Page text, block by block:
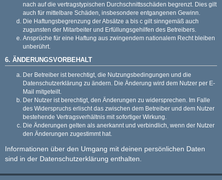
nach auf die vertragstypischen Durchschnittsschäden begrenzt. Dies gilt
auch für mittelbare Schäden, insbesondere entgangenen Gewinn.
Die Haftungsbegrenzung der Absätze a bis c gilt sinngemäß auch
zugunsten der Mitarbeiter und Erfüllungsgehilfen des Betreibers.
Ansprüche für eine Haftung aus zwingendem nationalem Recht bleiben
unberührt.
6. ÄNDERUNGSVORBEHALT
Der Betreiber ist berechtigt, die Nutzungsbedingungen und die
Datenschutzerklärung zu ändern. Die Änderung wird dem Nutzer per E-
Mail mitgeteilt.
Der Nutzer ist berechtigt, den Änderungen zu widersprechen. Im Falle
des Widerspruchs erlischt das zwischen dem Betreiber und dem Nutzer
bestehende Vertragsverhältnis mit sofortiger Wirkung.
Die Änderungen gelten als anerkannt und verbindlich, wenn der Nutzer
den Änderungen zugestimmt hat.
Informationen über den Umgang mit deinen persönlichen Daten
sind in der Datenschutzerklärung enthalten.